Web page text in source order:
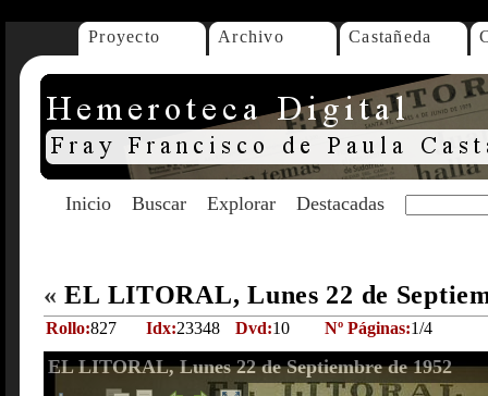
Proyecto Archivo Castañeda
Inicio Buscar Explorar Destacadas
« EL LITORAL, Lunes 22 de
Rollo:827 Idx:23348 Dvd:10 Nº Páginas:1/4
EL LITORAL, Lunes 22 de Septiembre de 1952